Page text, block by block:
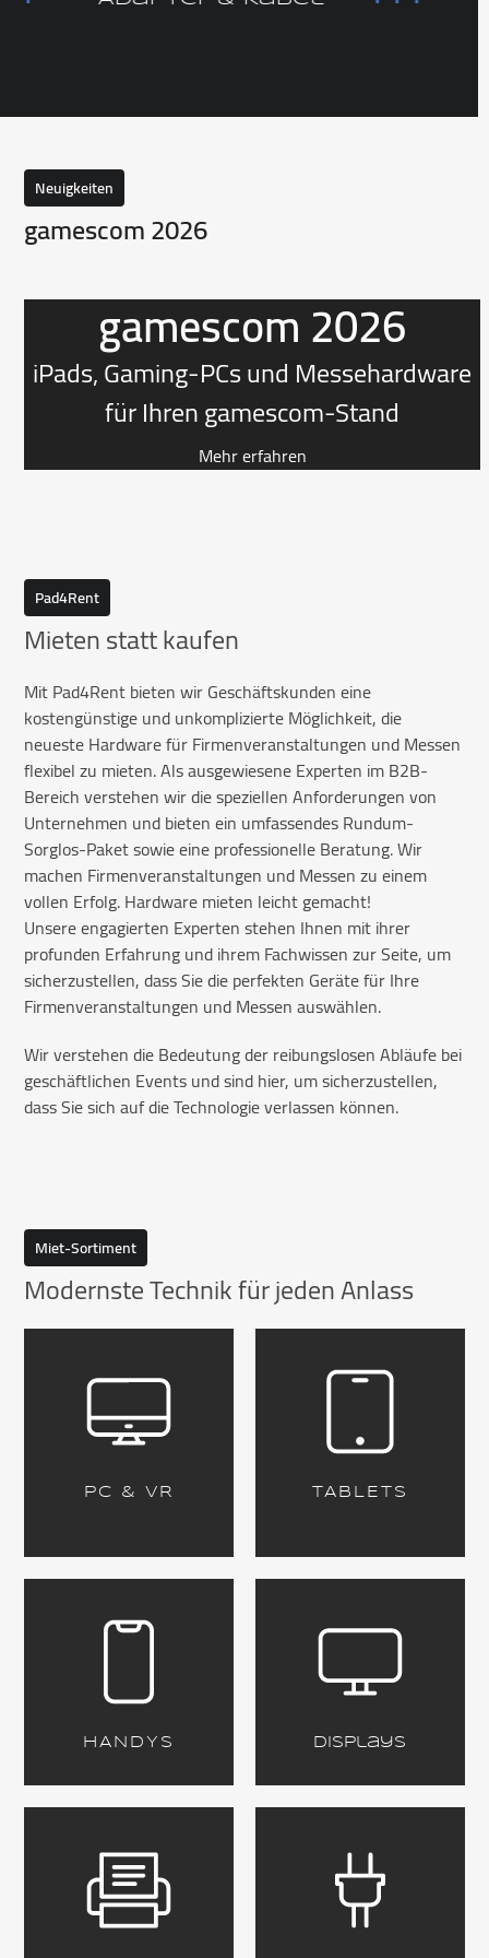
arrow
to
access
the
carousel
buttons
gamescom 2026
Neuigkeiten
gamescom 2026
iPads, Gaming-PCs und Messehardware
für Ihren gamescom-Stand
Mehr erfahren
Mieten statt kaufen
Pad4Rent
Mit Pad4Rent bieten wir Geschäftskunden eine
kostengünstige und unkomplizierte Möglichkeit, die
neueste Hardware für Firmenveranstaltungen und Messen
flexibel zu mieten. Als ausgewiesene Experten im B2B-
Bereich verstehen wir die speziellen Anforderungen von
Unternehmen und bieten ein umfassendes Rundum-
Sorglos-Paket sowie eine professionelle Beratung. Wir
machen Firmenveranstaltungen und Messen zu einem
vollen Erfolg. Hardware mieten leicht gemacht!
Unsere engagierten Experten stehen Ihnen mit ihrer
profunden Erfahrung und ihrem Fachwissen zur Seite, um
sicherzustellen, dass Sie die perfekten Geräte für Ihre
Firmenveranstaltungen und Messen auswählen.
Wir verstehen die Bedeutung der reibungslosen Abläufe bei
geschäftlichen Events und sind hier, um sicherzustellen,
dass Sie sich auf die Technologie verlassen können.
Modernste Technik für jeden Anlass
Miet-Sortiment
PC & VR TABLETS
HANDYS Displays